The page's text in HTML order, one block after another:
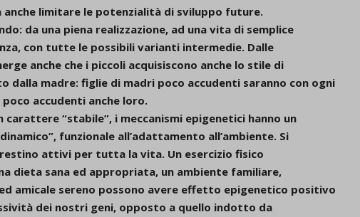
anche limitare le potenzialità di sviluppo future.
da una piena realizzazione, ad una vita di semplice
con tutte le possibili varianti intermedie. Dalle
anche che i piccoli acquisiscono anche lo stile di
dalla madre: figlie di madri poco accudenti saranno con ogni
accudenti anche loro.
carattere “stabile”, i meccanismi epigenetici hanno un
funzionale all’adattamento all’ambiente. Si
attivi per tutta la vita. Un esercizio fisico
dieta sana ed appropriata, un ambiente familiare,
amicale sereno possono avere effetto epigenetico positivo
dei nostri geni, opposto a quello indotto da